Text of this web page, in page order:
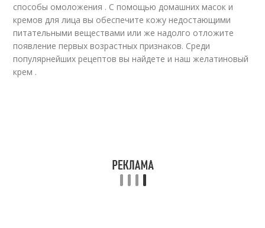
способы омоложения . С помощью домашних масок и
кремов для лица вы обеспечите кожу недостающими
питательными веществами или же надолго отложите
появление первых возрастных признаков. Среди
популярнейших рецептов вы найдете и наш желатиновый
крем .